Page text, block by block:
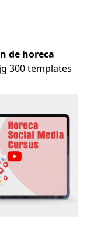
de horeca
300 templates